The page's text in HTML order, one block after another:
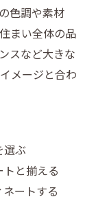
色調や素材
まい全体の品
スなど大きな
メージと合わ
選ぶ
トと揃える
ートする